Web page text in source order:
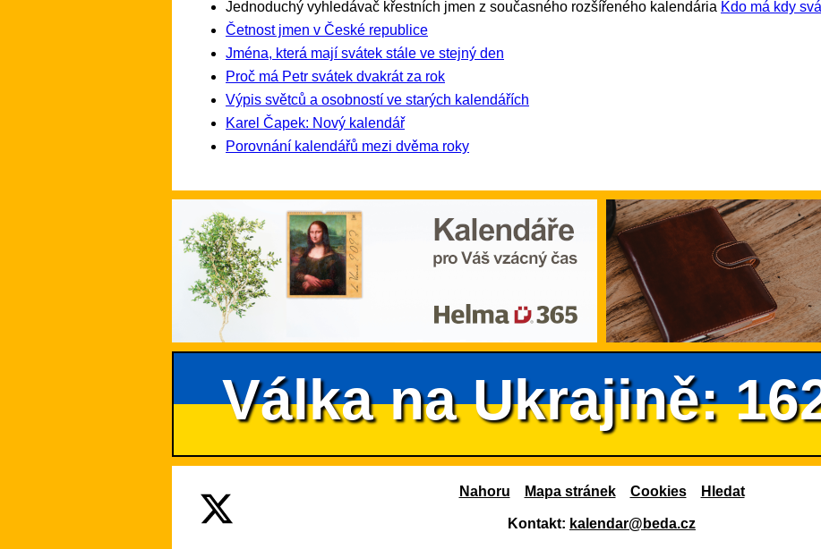
Jednoduchý vyhledávač křestních jmen z současného rozšířeného kalendária Kdo má kdy
Četnost jmen v České republice
Jména, která mají svátek stále ve stejný den
Proč má Petr svátek dvakrát za rok
Výpis světců a osobností ve starých kalendářích
Karel Čapek: Nový kalendář
Porovnání kalendářů mezi dvěma roky
Válka na Ukrajině:
Nahoru Mapa stránek Cookies Hledat
Kontakt: kalendar@beda.cz